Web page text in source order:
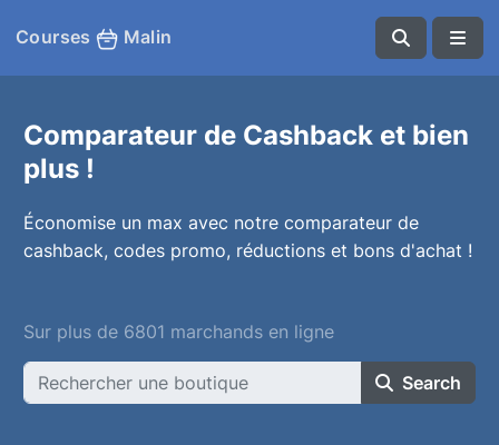
Courses Malin
Comparateur de Cashback et bien
plus !
Économise un max avec notre comparateur de
cashback, codes promo, réductions et bons d'achat !
Sur plus de 6801 marchands en ligne
Search